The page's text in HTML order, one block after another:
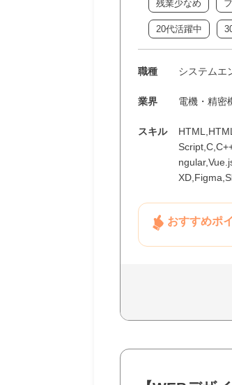
残業少なめ
20代活躍中
職種 システムエ
業界 電機・精密
スキル
おすすめポ